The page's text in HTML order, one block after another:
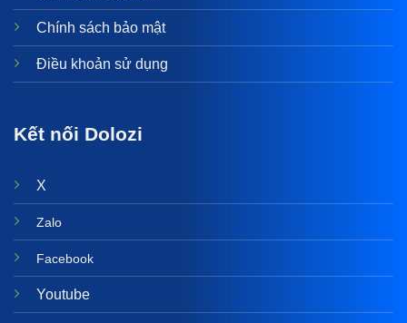
Chính sách bảo mật
Điều khoản sử dụng
Kết nối Dolozi
X
Zalo
Facebook
Youtube